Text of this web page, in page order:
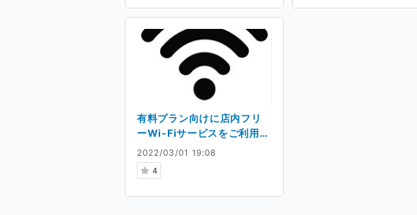
2022/03/01 19:08
4
有料プラン向けに店内フリ
ーWi-Fiサービスをご利用い
ただけます。